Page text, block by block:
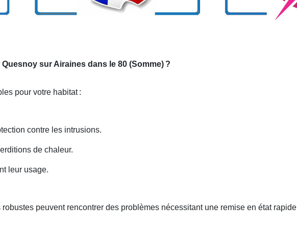
sur Airaines dans le 80 (Somme) ?
pour votre habitat :
contre les intrusions.
de chaleur.
leur usage.
peuvent rencontrer des problèmes nécessitant une remise en état rapide